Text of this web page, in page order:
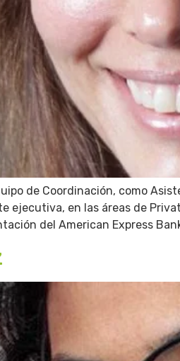
de Coordinación, como
ejecutiva, en las áreas de
del American Express